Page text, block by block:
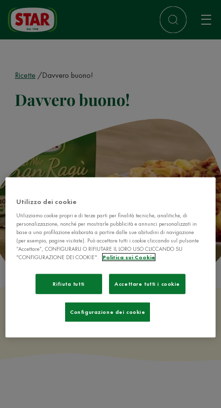
Ricette Davvero buono!
Davvero buono!
Utilizzo dei cookie
Utilizziamo cookie propri e di terze parti per finalità tecniche, analitiche, di
personalizzazione, nonché per mostrarle pubblicità e annunci personalizzati in
base a una profilazione elaborata a partire dalle sue abitudini di navigazione
(per esempio, pagine visitate). Può accettare tutti i cookie cliccando sul pulsante
“Accettare”, CONFIGURARLI O RIFIUTARE IL LORO USO CLICCANDO SU
"CONFIGURAZIONE DEI COOKIE".
Politica sui Cookie
Rifiuta tutti Accettare tutti i cookie
Configurazione dei cookie